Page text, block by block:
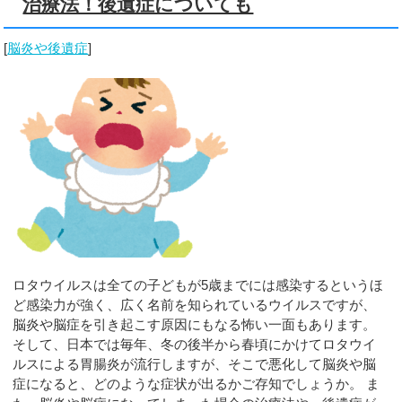
[脳炎や後遺症]
ロタウイルスは全ての子どもが5歳までには感染するというほ
ど感染力が強く、広く名前を知られているウイルスですが、
脳炎や脳症を引き起こす原因にもなる怖い一面もあります。
そして、日本では毎年、冬の後半から春頃にかけてロタウイ
ルスによる胃腸炎が流行しますが、そこで悪化して脳炎や脳
症になると、どのような症状が出るかご存知でしょうか。 ま